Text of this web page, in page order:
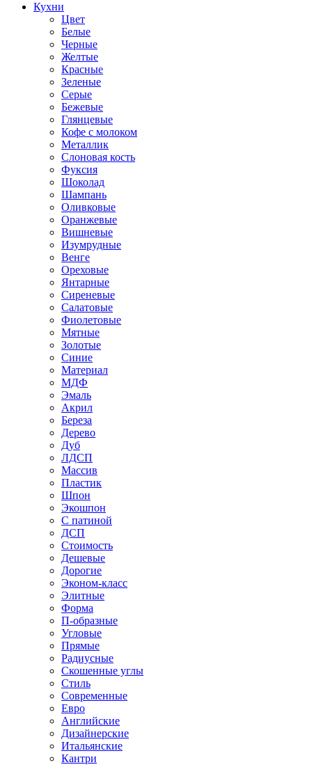
Кухни
Цвет
Белые
Черные
Желтые
Красные
Зеленые
Серые
Бежевые
Глянцевые
Кофе с молоком
Металлик
Слоновая кость
Фуксия
Шоколад
Шампань
Оливковые
Оранжевые
Вишневые
Изумрудные
Венге
Ореховые
Янтарные
Сиреневые
Салатовые
Фиолетовые
Мятные
Золотые
Синие
Материал
МДФ
Эмаль
Акрил
Береза
Дерево
Дуб
ЛДСП
Массив
Пластик
Шпон
Экошпон
С патиной
ДСП
Стоимость
Дешевые
Дорогие
Эконом-класс
Элитные
Форма
П-образные
Угловые
Прямые
Радиусные
Скошенные углы
Стиль
Современные
Евро
Английские
Дизайнерские
Итальянские
Кантри